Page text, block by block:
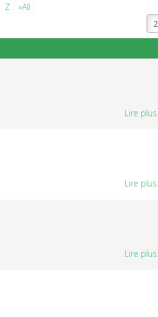
Z
»All
Lire
Lire
Lire